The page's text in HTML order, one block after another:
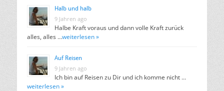
Halb und halb
9 Jahren ago
Halbe Kraft voraus und dann volle Kraft zurück
alles, alles …weiterlesen »
Auf Reisen
9 Jahren ago
Ich bin auf Reisen zu Dir und ich komme nicht …
weiterlesen »